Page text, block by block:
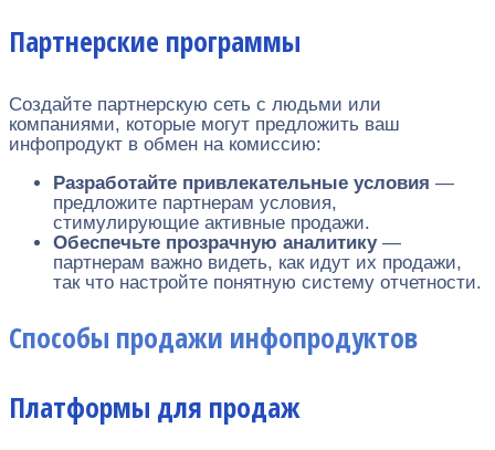
Партнерские программы
Создайте партнерскую сеть с людьми или
компаниями, которые могут предложить ваш
инфопродукт в обмен на комиссию:
Разработайте привлекательные условия —
предложите партнерам условия,
стимулирующие активные продажи.
Обеспечьте прозрачную аналитику—
партнерам важно видеть, как идут их продажи,
так что настройте понятную систему отчетности.
Способы продажи инфопродуктов
Платформы для продаж